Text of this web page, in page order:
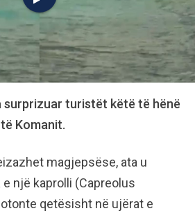
surprizuar turistët këtë të hënë
Komanit.
magjepsëse, ata u
një kaprolli (Capreolus
qetësisht në ujërat e